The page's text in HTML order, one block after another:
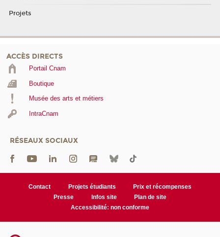
Projets
ACCÈS DIRECTS
Portail Cnam
Boutique
Musée des arts et métiers
IntraCnam
RÉSEAUX SOCIAUX
Contact Projets étudiants
Prix et récompenses
Presse
Infos site
Plan de site
Accessibilité: non conforme